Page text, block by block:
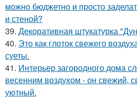
можно бюджетно и просто
и стеной?
39. Декоративная штукатурка
40. Это как глоток свежего
суеты.
41. Интерьер загородного дома
весенним воздухом - он свежий,
уютный.